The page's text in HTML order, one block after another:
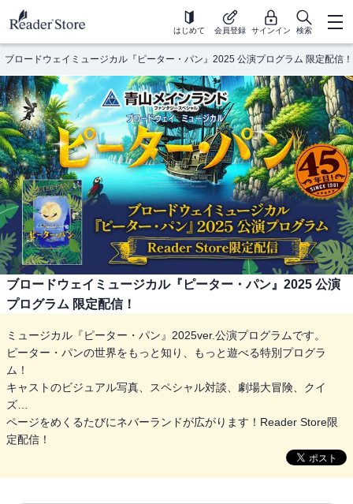
はじめて 会員登録 サインイン 検索
ブロードウェイミュージカル『ピーター・パン』2025 公演プログラム 限定配信！
ブロードウェイミュージカル『ピーター・パン』2025 公演
プログラム 限定配信！
ミュージカル『ピーター・パン』2025ver.公演プログラムです。
ピーター・パンの世界をもっと知り、もっと遊べる特別プログラ
ム！
キャストのビジュアル写真、スペシャル対談、劇場大冒険、クイ
ズ…
ページをめくるたびにネバーランドが広がります！Reader Store限
定配信！